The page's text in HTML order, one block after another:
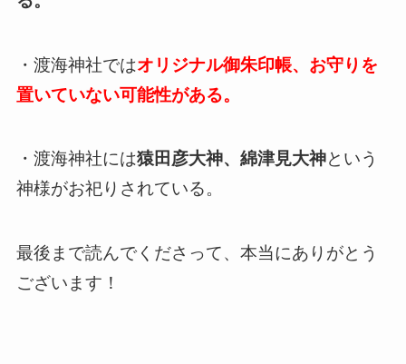
・渡海神社ではオリジナル御朱印帳、お守りを
置いていない可能性がある。
・渡海神社には猿田彦大神、綿津見大神という
神様がお祀りされている。
最後まで読んでくださって、本当にありがとう
ございます！